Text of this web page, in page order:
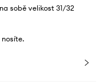
sobě velikost 31/32
nosíte.